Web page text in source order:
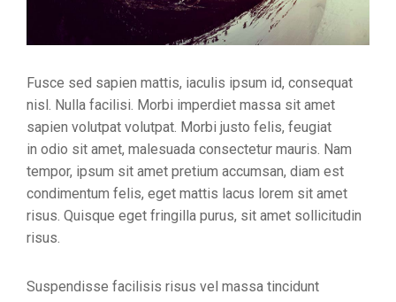
Fusce sed sapien mattis, iaculis ipsum id, consequat
nisl. Nulla facilisi. Morbi imperdiet massa sit amet
sapien volutpat volutpat. Morbi justo felis, feugiat
in odio sit amet, malesuada consectetur mauris. Nam
tempor, ipsum sit amet pretium accumsan, diam est
condimentum felis, eget mattis lacus lorem sit amet
risus. Quisque eget fringilla purus, sit amet sollicitudin
risus.
Suspendisse facilisis risus vel massa tincidunt